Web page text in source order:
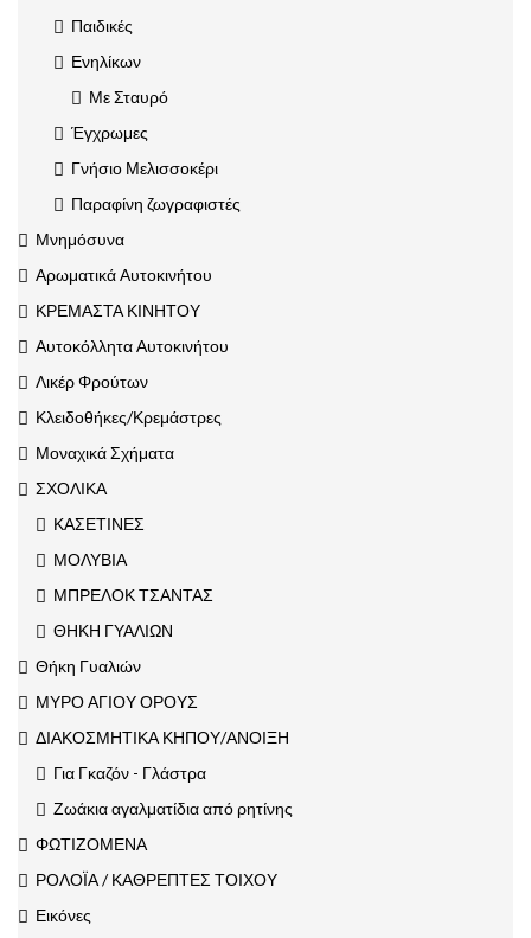
Παιδικές
Ενηλίκων
Με Σταυρό
Έγχρωμες
Γνήσιο Μελισσοκέρι
Παραφίνη ζωγραφιστές
Μνημόσυνα
Αρωματικά Αυτοκινήτου
ΚΡΕΜΑΣΤΑ ΚΙΝΗΤΟΥ
Αυτοκόλλητα Αυτοκινήτου
Λικέρ Φρούτων
Κλειδοθήκες/Κρεμάστρες
Μοναχικά Σχήματα
ΣΧΟΛΙΚΑ
ΚΑΣΕΤΙΝΕΣ
ΜΟΛΥΒΙΑ
ΜΠΡΕΛΟΚ ΤΣΑΝΤΑΣ
ΘΗΚΗ ΓΥΑΛΙΩΝ
Θήκη Γυαλιών
ΜΥΡΟ ΑΓΙΟΥ ΟΡΟΥΣ
ΔΙΑΚΟΣΜΗΤΙΚΑ ΚΗΠΟΥ/ΑΝΟΙΞΗ
Για Γκαζόν - Γλάστρα
Ζωάκια αγαλματίδια από ρητίνης
ΦΩΤΙΖΟΜΕΝΑ
ΡΟΛΟΪΑ / ΚΑΘΡΕΠΤΕΣ ΤΟΙΧΟΥ
Εικόνες